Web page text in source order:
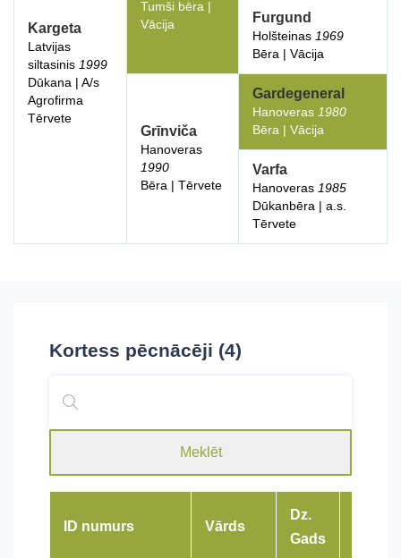
Kargeta
Latvijas
siltasinis 1999
Dūkana | A/s
Agrofirma
Tērvete
Tumši bēra |
Vācija
Furgund
Holšteinas 1969
Bēra | Vācija
Grīnviča
Hanoveras
1990
Bēra | Tērvete
Gardegeneral
Hanoveras 1980
Bēra | Vācija
Varfa
Hanoveras 1985
Dūkanbēra | a.s.
Tērvete
Kortess pēcnācēji (4)
Meklēt
ID numurs Vārds
Dz.
Gads